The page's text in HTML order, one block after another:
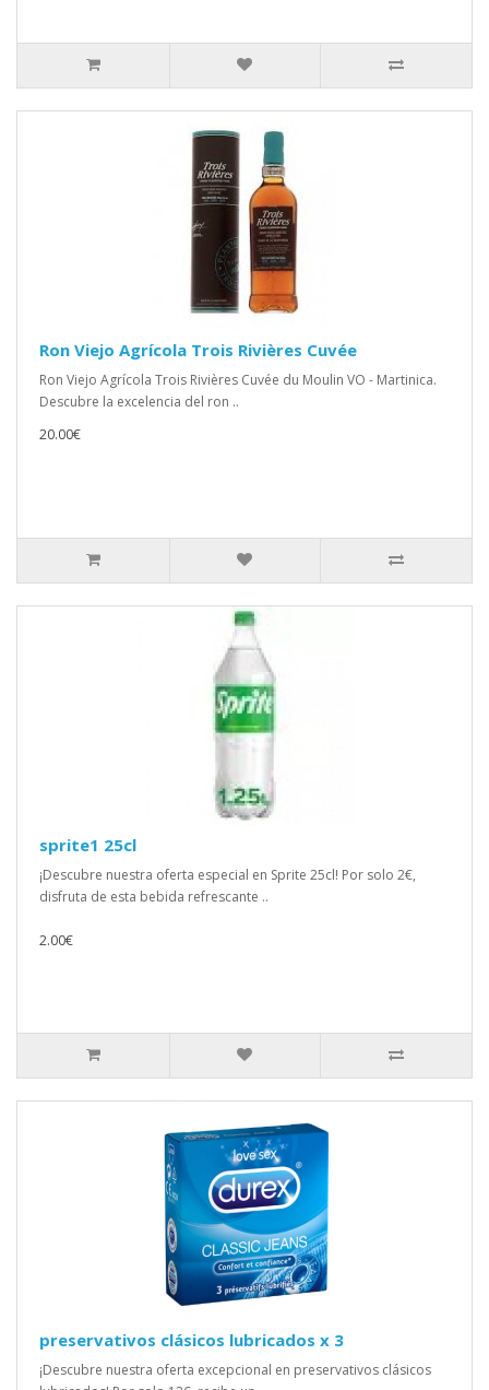
Ron Viejo Agrícola Trois Rivières Cuvée
Ron Viejo Agrícola Trois Rivières Cuvée du Moulin VO - Martinica.
Descubre la excelencia del ron ..
20.00€
sprite1 25cl
¡Descubre nuestra oferta especial en Sprite 25cl! Por solo 2€,
disfruta de esta bebida refrescante ..
2.00€
preservativos clásicos lubricados x 3
¡Descubre nuestra oferta excepcional en preservativos clásicos